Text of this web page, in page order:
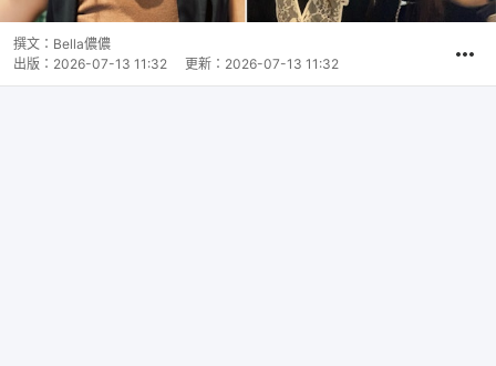
撰文： Bella儂儂
出版： 2026-07-13 11:32 更新： 2026-07-13 11:32